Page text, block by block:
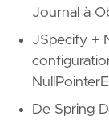
Journal à
JSpecify +
De Spring